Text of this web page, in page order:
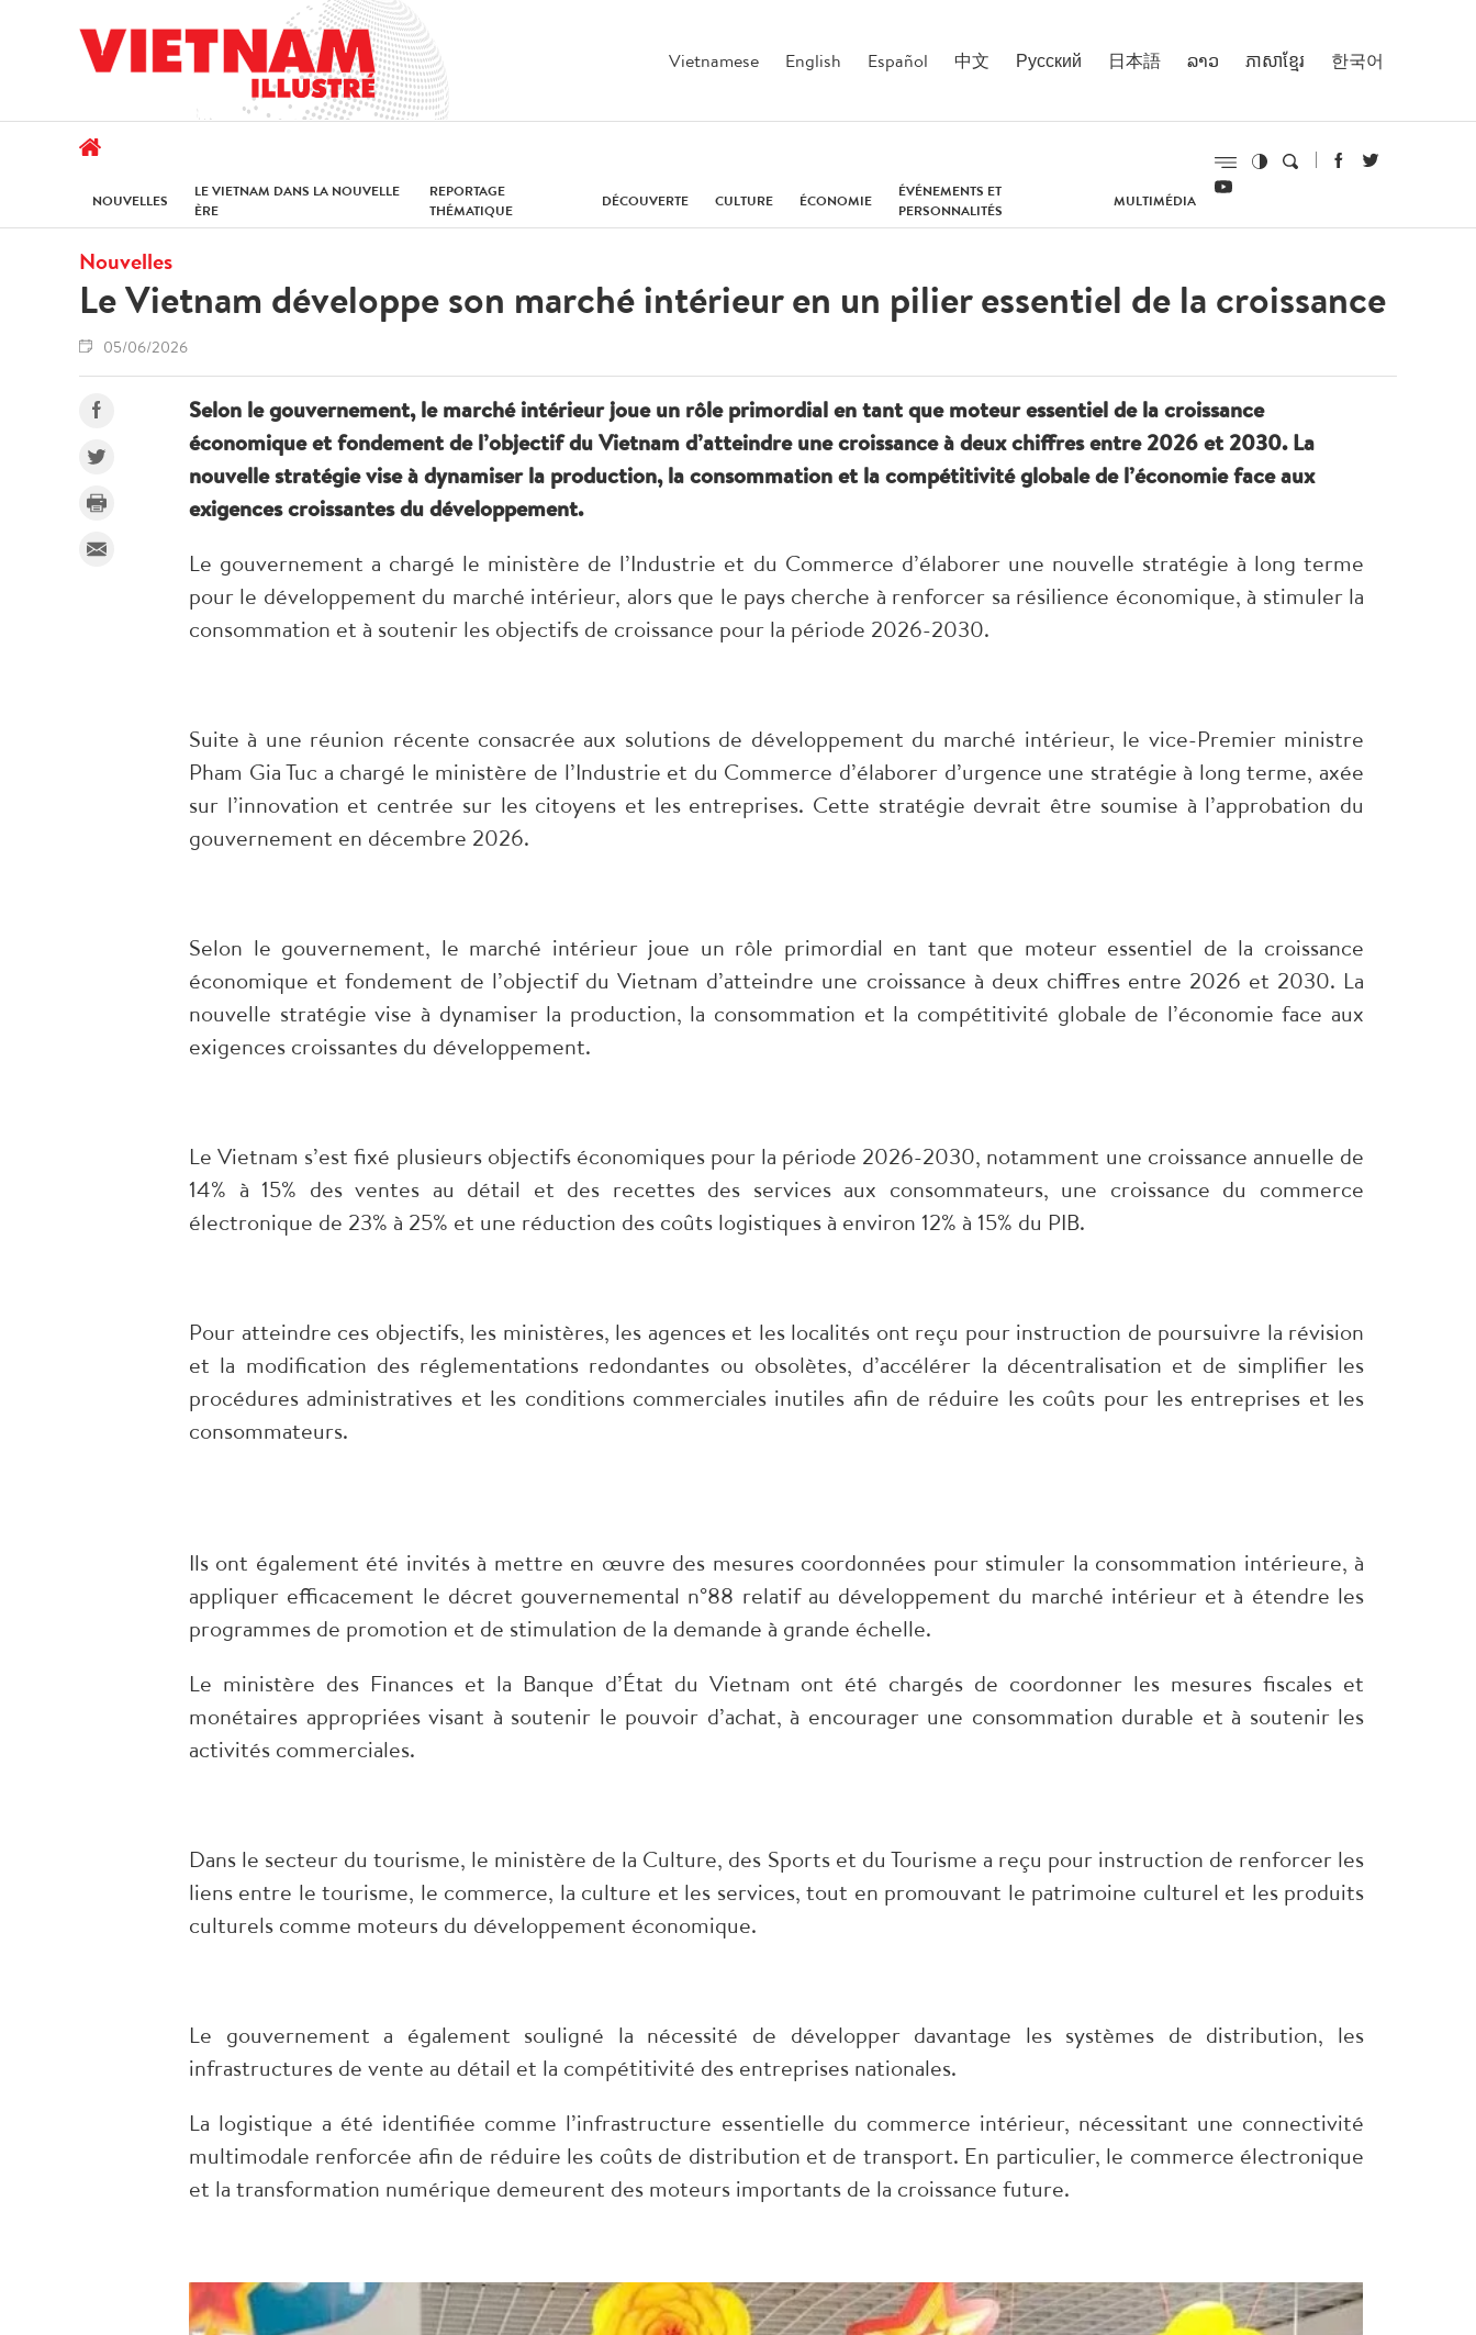
Vietnamese English Español 中文 Русский 日本語 ລາວ ភាសាខ្មែរ 한국어
NOUVELLES
LE VIETNAM DANS LA NOUVELLE
ÈRE
REPORTAGE
THÉMATIQUE
DÉCOUVERTE CULTURE ÉCONOMIE
ÉVÉNEMENTS ET
PERSONNALITÉS
MULTIMÉDIA
Nouvelles
Le Vietnam développe son marché intérieur en un pilier essentiel de la croissance
05/06/2026
Selon le gouvernement, le marché intérieur joue un rôle primordial en tant que moteur essentiel de la croissance
économique et fondement de l’objectif du Vietnam d’atteindre une croissance à deux chiffres entre 2026 et 2030. La
nouvelle stratégie vise à dynamiser la production, la consommation et la compétitivité globale de l’économie face aux
exigences croissantes du développement.
Le gouvernement a chargé le ministère de l’Industrie et du Commerce d’élaborer une nouvelle stratégie à long terme
pour le développement du marché intérieur, alors que le pays cherche à renforcer sa résilience économique, à stimuler la
consommation et à soutenir les objectifs de croissance pour la période 2026-2030.
Suite à une réunion récente consacrée aux solutions de développement du marché intérieur, le vice-Premier ministre
Pham Gia Tuc a chargé le ministère de l’Industrie et du Commerce d’élaborer d’urgence une stratégie à long terme, axée
sur l’innovation et centrée sur les citoyens et les entreprises. Cette stratégie devrait être soumise à l’approbation du
gouvernement en décembre 2026.
Selon le gouvernement, le marché intérieur joue un rôle primordial en tant que moteur essentiel de la croissance
économique et fondement de l’objectif du Vietnam d’atteindre une croissance à deux chiffres entre 2026 et 2030. La
nouvelle stratégie vise à dynamiser la production, la consommation et la compétitivité globale de l’économie face aux
exigences croissantes du développement.
Le Vietnam s’est fixé plusieurs objectifs économiques pour la période 2026-2030, notamment une croissance annuelle de
14% à 15% des ventes au détail et des recettes des services aux consommateurs, une croissance du commerce
électronique de 23% à 25% et une réduction des coûts logistiques à environ 12% à 15% du PIB.
Pour atteindre ces objectifs, les ministères, les agences et les localités ont reçu pour instruction de poursuivre la révision
et la modification des réglementations redondantes ou obsolètes, d’accélérer la décentralisation et de simplifier les
procédures administratives et les conditions commerciales inutiles afin de réduire les coûts pour les entreprises et les
consommateurs.
Ils ont également été invités à mettre en œuvre des mesures coordonnées pour stimuler la consommation intérieure, à
appliquer efficacement le décret gouvernemental n°88 relatif au développement du marché intérieur et à étendre les
programmes de promotion et de stimulation de la demande à grande échelle.
Le ministère des Finances et la Banque d’État du Vietnam ont été chargés de coordonner les mesures fiscales et
monétaires appropriées visant à soutenir le pouvoir d’achat, à encourager une consommation durable et à soutenir les
activités commerciales.
Dans le secteur du tourisme, le ministère de la Culture, des Sports et du Tourisme a reçu pour instruction de renforcer les
liens entre le tourisme, le commerce, la culture et les services, tout en promouvant le patrimoine culturel et les produits
culturels comme moteurs du développement économique.
Le gouvernement a également souligné la nécessité de développer davantage les systèmes de distribution, les
infrastructures de vente au détail et la compétitivité des entreprises nationales.
La logistique a été identifiée comme l’infrastructure essentielle du commerce intérieur, nécessitant une connectivité
multimodale renforcée afin de réduire les coûts de distribution et de transport. En particulier, le commerce électronique
et la transformation numérique demeurent des moteurs importants de la croissance future.